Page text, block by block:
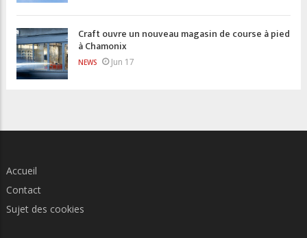
Craft ouvre un nouveau magasin de course à pied
à Chamonix
NEWS Jun 17
Accueil
Contact
Sujet des cookies